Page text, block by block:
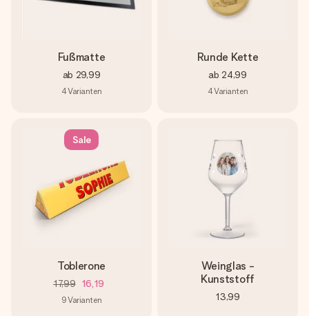
Fußmatte
ab 29,99
4Varianten
Runde Kette
ab 24,99
4Varianten
Sale
Toblerone
17,99 16,19
9Varianten
Weinglas -
Kunststoff
13,99